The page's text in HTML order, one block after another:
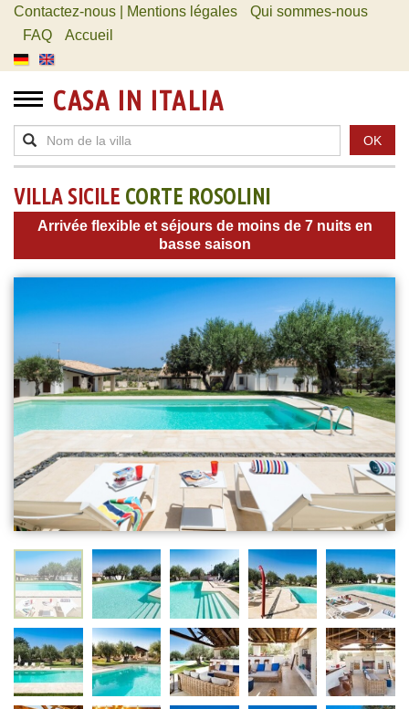
Contactez-nous | Mentions légales
Qui sommes-nous
FAQ
Accueil
CASA IN ITALIA
OK
VILLA SICILE CORTE ROSOLINI
Arrivée flexible et séjours de moins de 7 nuits en
basse saison